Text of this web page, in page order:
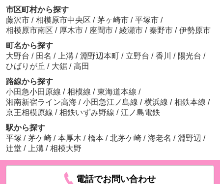
市区町村から探す
藤沢市 / 相模原市中央区 / 茅ヶ崎市 / 平塚市 /
相模原市南区 / 厚木市 / 座間市 / 綾瀬市 / 秦野市 / 伊勢原市
町名から探す
大野台 / 田名 / 上溝 / 淵野辺本町 / 立野台 / 香川 / 陽光台 /
ひばりが丘 / 大鋸 / 高田
路線から探す
小田急小田原線 / 相模線 / 東海道本線 /
湘南新宿ライン高海 / 小田急江ノ島線 / 横浜線 / 相鉄本線 /
京王相模原線 / 相鉄いずみ野線 / 江ノ島電鉄
駅から探す
平塚 / 茅ケ崎 / 本厚木 / 橋本 / 北茅ケ崎 / 海老名 / 淵野辺 /
辻堂 / 上溝 / 相模大野
電話でお問い合わせ